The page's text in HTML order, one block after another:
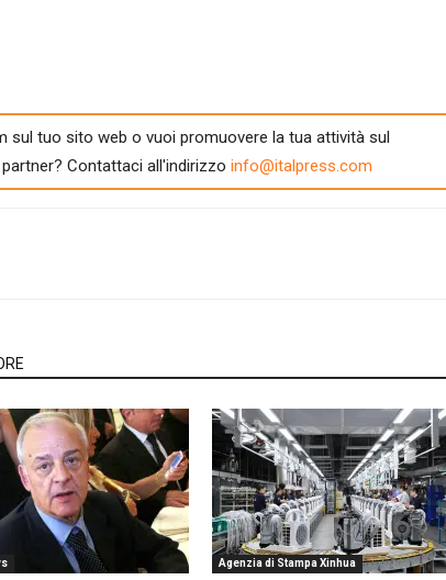
sul tuo sito web o vuoi promuovere la tua attività sul
Contattaci all'indirizzo info@italpress.com
Agenzia di Stampa Xinhua